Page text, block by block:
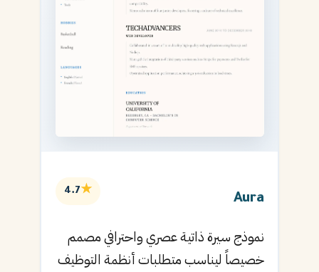
Aura
★
4.7
نموذج سيرة ذاتية عصري واحترافي مصمم
خصيصاً ليناسب متطلبات أنظمة التوظيف